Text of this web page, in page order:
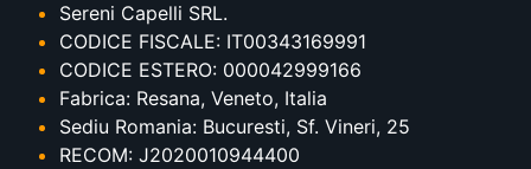
Sereni Capelli SRL.
CODICE FISCALE: IT00343169991
CODICE ESTERO: 000042999166
Fabrica: Resana, Veneto, Italia
Sediu Romania: Bucuresti, Sf. Vineri, 25
RECOM: J2020010944400